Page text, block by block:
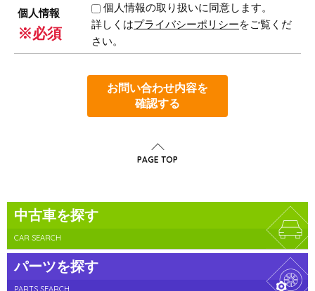
個人情報
※必須
個人情報の取り扱いに同意します。
詳しくはプライバシーポリシーをご覧くだ
さい。
お問い合わせ内容を
確認する
PAGE TOP
中古車を探す
CAR SEARCH
パーツを探す
PARTS SEARCH